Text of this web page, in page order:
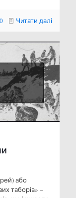
0 Читати далі
або
таборів» –